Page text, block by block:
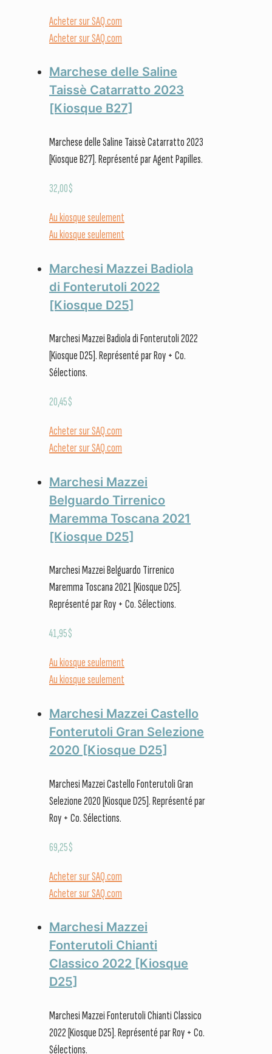
Acheter sur SAQ.com
Acheter sur SAQ.com
Marchese delle Saline
Taissè Catarratto 2023
[Kiosque B27]
Marchese delle Saline Taissè Catarratto 2023
[Kiosque B27]. Représenté par Agent Papilles.
32,00$
Au kiosque seulement
Au kiosque seulement
Marchesi Mazzei Badiola
di Fonterutoli 2022
[Kiosque D25]
Marchesi Mazzei Badiola di Fonterutoli 2022
[Kiosque D25]. Représenté par Roy + Co.
Sélections.
20,45$
Acheter sur SAQ.com
Acheter sur SAQ.com
Marchesi Mazzei
Belguardo Tirrenico
Maremma Toscana 2021
[Kiosque D25]
Marchesi Mazzei Belguardo Tirrenico
Maremma Toscana 2021 [Kiosque D25].
Représenté par Roy + Co. Sélections.
41,95$
Au kiosque seulement
Au kiosque seulement
Marchesi Mazzei Castello
Fonterutoli Gran Selezione
2020 [Kiosque D25]
Marchesi Mazzei Castello Fonterutoli Gran
Selezione 2020 [Kiosque D25]. Représenté par
Roy + Co. Sélections.
69,25$
Acheter sur SAQ.com
Acheter sur SAQ.com
Marchesi Mazzei
Fonterutoli Chianti
Classico 2022 [Kiosque
D25]
Marchesi Mazzei Fonterutoli Chianti Classico
2022 [Kiosque D25]. Représenté par Roy + Co.
Sélections.